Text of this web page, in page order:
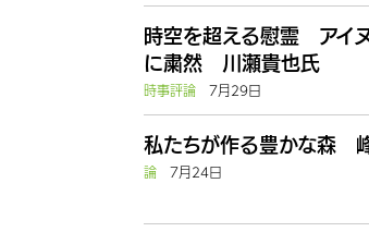
時空を超える慰霊 アイ
に粛然 川瀬貴也氏
時事評論
7月29日
私たちが作る豊かな森
論
7月24日